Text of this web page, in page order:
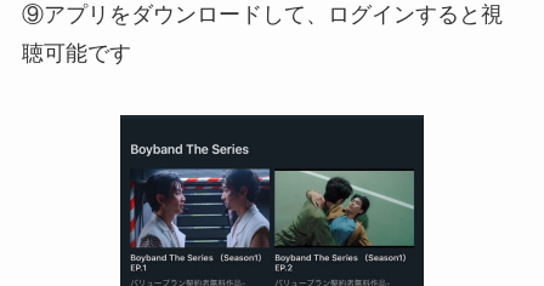
⑨アプリをダウンロードして、ログインすると視
聴可能です